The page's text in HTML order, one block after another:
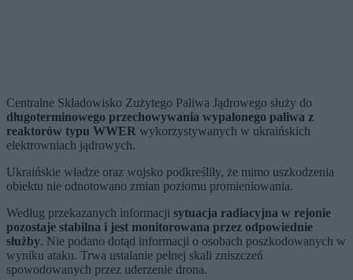
Centralne Składowisko Zużytego Paliwa Jądrowego służy do
długoterminowego przechowywania wypalonego paliwa z
reaktorów typu WWER wykorzystywanych w ukraińskich
elektrowniach jądrowych.
Ukraińskie władze oraz wojsko podkreśliły, że mimo uszkodzenia
obiektu nie odnotowano zmian poziomu promieniowania.
Według przekazanych informacji sytuacja radiacyjna w rejonie
pozostaje stabilna i jest monitorowana przez odpowiednie
służby. Nie podano dotąd informacji o osobach poszkodowanych w
wyniku ataku. Trwa ustalanie pełnej skali zniszczeń
spowodowanych przez uderzenie drona.